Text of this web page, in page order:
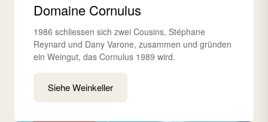
Domaine Cornulus
1986 schliessen sich zwei Cousins, Stéphane
Reynard und Dany Varone, zusammen und gründen
ein Weingut, das Cornulus 1989 wird.
Siehe Weinkeller